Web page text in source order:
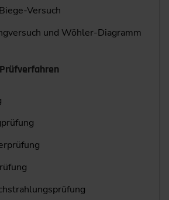
Versuch
und Wöhler-Diagramm